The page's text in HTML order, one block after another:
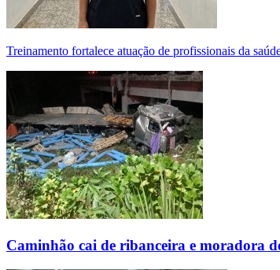
Treinamento fortalece atuação de profissionais da
Caminhão cai de ribanceira e moradora